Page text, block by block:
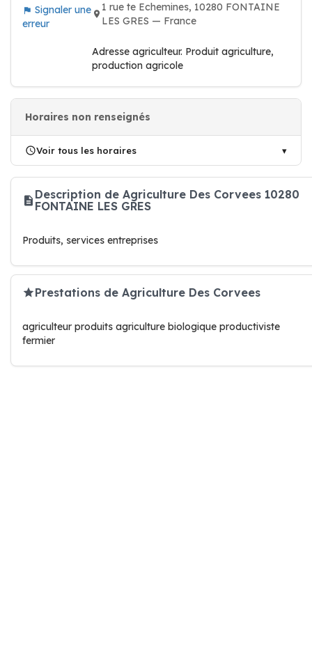
Signaler une
erreur
1 rue te Echemines, 10280 FONTAINE
LES GRES — France
Adresse agriculteur. Produit agriculture,
production agricole
Horaires non renseignés
Voir tous les horaires
Description de Agriculture Des Corvees 10280
FONTAINE LES GRES
Produits, services entreprises
Prestations de Agriculture Des Corvees
agriculteur produits agriculture biologique productiviste
fermier